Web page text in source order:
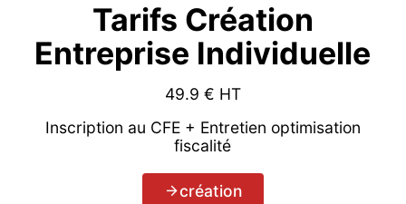
Tarifs Création
Entreprise Individuelle
49.9 € HT
Inscription au CFE + Entretien optimisation
fiscalité
création